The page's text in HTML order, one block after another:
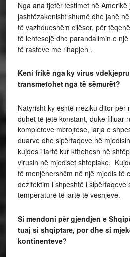
Nga ana tjetër testimet në Amerikë
jashtëzakonisht shumë dhe janë
të vazhdueshëm cilësor, për
të lehtesojë dhe parandalimin e
të rasteve me rihapjen .
Keni frikë nga ky virus
transmetohet nga të sëmurët?
Natyrisht ky është rreziku ditor për
duhet të jetë konstant, duke filluar
kompleteve mbrojtëse, larja e
duarve dhe sipërfaqeve në
kujdes i lartë kur kthehesh në
virusin në mjediset shtepiake.
të menjëhershëm në një mjedis të
dezifektim i shpeshtë i sipërfaqeve
temperaturë të lartë të veshjeve.
Si mendoni për gjendjen e
tuaj si shqiptare, por dhe si
kontinenteve?